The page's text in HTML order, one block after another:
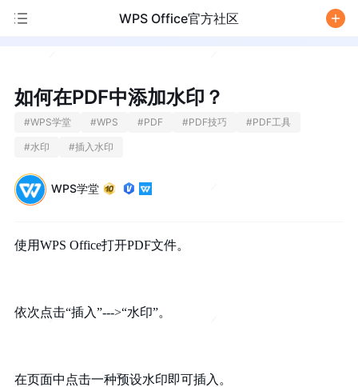
WPS Office官方社区
如何在PDF中添加水印？
#WPS学堂 #WPS #PDF #PDF技巧 #PDF工具
#水印 #插入水印
WPS学堂
使用WPS Office打开PDF文件。
依次点击“插入”--->“水印”。
在页面中点击一种预设水印即可插入。